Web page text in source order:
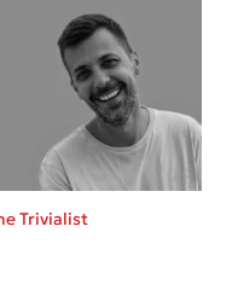
σχολείο
Trivialist